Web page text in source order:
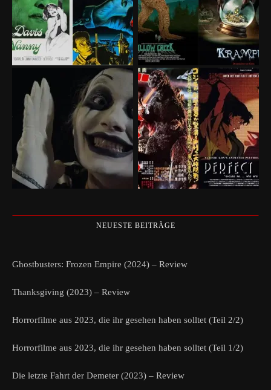
NEUESTE BEITRÄGE
Ghostbusters: Frozen Empire (2024) – Review
Thanksgiving (2023) – Review
Horrorfilme aus 2023, die ihr gesehen haben solltet (Teil 2/2)
Horrorfilme aus 2023, die ihr gesehen haben solltet (Teil 1/2)
Die letzte Fahrt der Demeter (2023) – Review